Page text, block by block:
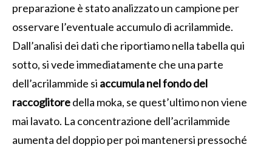
preparazione è stato analizzato un campione per
osservare l’eventuale accumulo di acrilammide.
Dall’analisi dei dati che riportiamo nella tabella qui
sotto, si vede immediatamente che una parte
dell’acrilammide si accumula nel fondo del
raccoglitoredella moka, se quest’ultimo non viene
mai lavato. La concentrazione dell’acrilammide
aumenta del doppio per poi mantenersi pressoché